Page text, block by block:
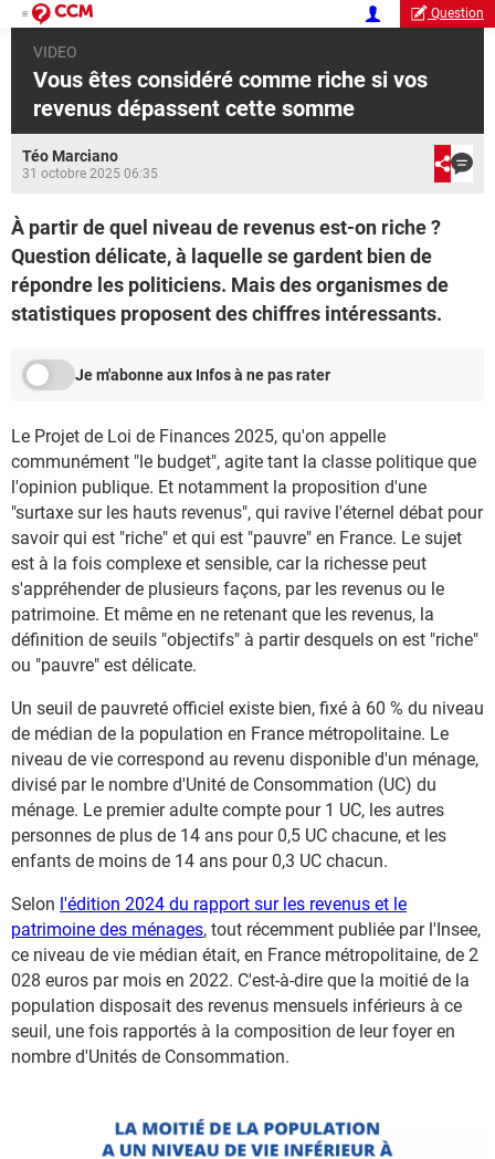
Question
VIDEO
Vous êtes considéré comme riche si vos
revenus dépassent cette somme
Téo Marciano
31 octobre 2025 06:35
À partir de quel niveau de revenus est-on riche ?
Question délicate, à laquelle se gardent bien de
répondre les politiciens. Mais des organismes de
statistiques proposent des chiffres intéressants.
Je m'abonne aux Infos à ne pas rater
Le Projet de Loi de Finances 2025, qu'on appelle
communément "le budget", agite tant la classe politique que
l'opinion publique. Et notamment la proposition d'une
"surtaxe sur les hauts revenus", qui ravive l'éternel débat pour
savoir qui est "riche" et qui est "pauvre" en France. Le sujet
est à la fois complexe et sensible, car la richesse peut
s'appréhender de plusieurs façons, par les revenus ou le
patrimoine. Et même en ne retenant que les revenus, la
définition de seuils "objectifs" à partir desquels on est "riche"
ou "pauvre" est délicate.
Un seuil de pauvreté officiel existe bien, fixé à 60 % du niveau
de médian de la population en France métropolitaine. Le
niveau de vie correspond au revenu disponible d'un ménage,
divisé par le nombre d'Unité de Consommation (UC) du
ménage. Le premier adulte compte pour 1 UC, les autres
personnes de plus de 14 ans pour 0,5 UC chacune, et les
enfants de moins de 14 ans pour 0,3 UC chacun.
Selon l'édition 2024 du rapport sur les revenus et le
patrimoine des ménages, tout récemment publiée par l'Insee,
ce niveau de vie médian était, en France métropolitaine, de 2
028 euros par mois en 2022. C'est-à-dire que la moitié de la
population disposait des revenus mensuels inférieurs à ce
seuil, une fois rapportés à la composition de leur foyer en
nombre d'Unités de Consommation.